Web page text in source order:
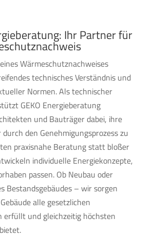
Ihr Partner für
Wärmeschutznachweises
technisches Verständnis und
Normen. Als technischer
GEKO Energieberatung
und Bauträger dabei, ihre
den Genehmigungsprozess zu
praxisnahe Beratung statt bloßer
individuelle Energiekonzepte,
passen. Ob Neubau oder
Bestandsgebäudes – wir sorgen
alle gesetzlichen
erfüllt und gleichzeitig höchsten